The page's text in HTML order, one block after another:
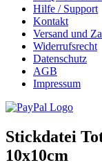
Hilfe / Support
Kontakt
Versand und
Widerrufsrecht
Datenschutz
AGB
Impressum
Stickdatei
10x10cm